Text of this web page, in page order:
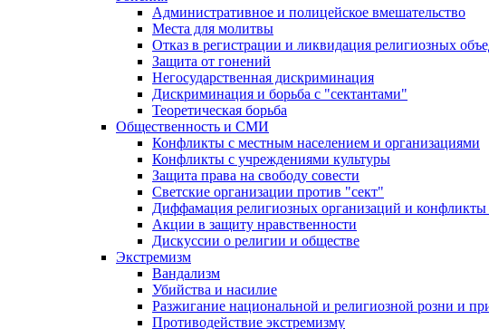
Административное и полицейское вмешательство
Места для молитвы
Отказ в регистрации и ликвидация религиозных
Защита от гонений
Негосударственная дискриминация
Дискриминация и борьба с "сектантами"
Теоретическая борьба
Общественность и СМИ
Конфликты с местным населением и организациями
Конфликты с учреждениями культуры
Защита права на свободу совести
Светские организации против "сект"
Диффамация религиозных организаций и
Акции в защиту нравственности
Дискуссии о религии и обществе
Экстремизм
Вандализм
Убийства и насилие
Разжигание национальной и религиозной розни и
Противодействие экстремизму